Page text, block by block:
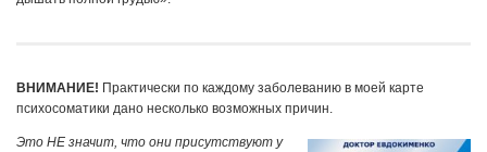
ВНИМАНИЕ! Практически по каждому заболеванию в моей карте
психосоматики дано несколько возможных причин.
Это НЕ значит, что они присутствуют у